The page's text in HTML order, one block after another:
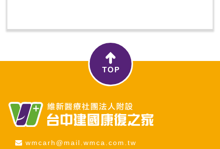
wmcarh@mail.wmca.com.tw